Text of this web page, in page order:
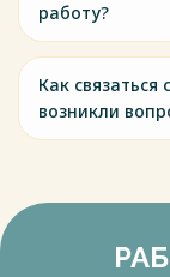
работу?
Как
возникли